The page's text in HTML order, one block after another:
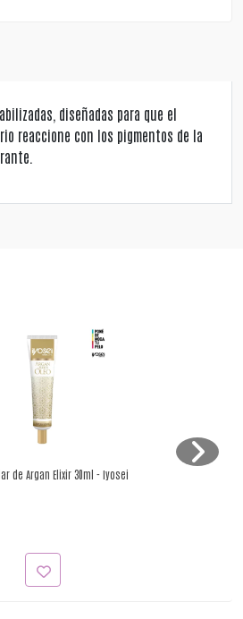
diseñadas para que el
reaccione con los pigmentos de la
de Argan Elixir 30ml - Iyosei